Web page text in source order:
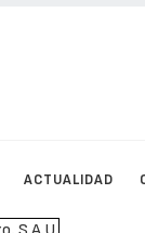
ACTUALIDAD